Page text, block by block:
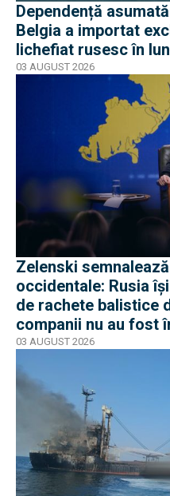
Dependență
Belgia a importat
lichefiat rusesc în
03 AUGUST 2026
Zelenski
occidentale: Rusia
de rachete balistice
companii nu au fost
03 AUGUST 2026